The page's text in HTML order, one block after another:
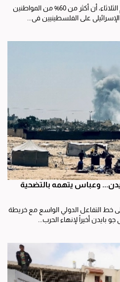
أظهرت نتائج استطلاع للرأي، اليوم الثلاثاء، أن أكثر من 60% من المواطنين
على الفلسطينيين في...
وعباس يتهمه بالتضحية
خط التفاعل الدولي الواسع مع خريطة
بايدن أخيراً لإنهاء الحرب...